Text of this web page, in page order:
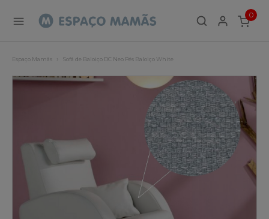
0
ITEMS
Espaço Mamãs Sofá de Baloiço DC Neo Pés Baloiço White